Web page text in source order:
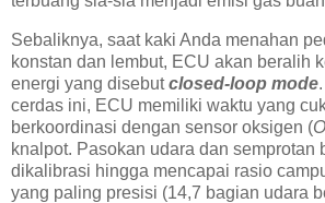
Sebaliknya, saat kaki Anda menahan
konstan dan lembut, ECU akan beralih
energi yang disebutclosed-loop mode
cerdas ini, ECU memiliki waktu yang
berkoordinasi dengan sensor oksigen (
knalpot. Pasokan udara dan semprotan
dikalibrasi hingga mencapai rasio
yang paling presisi (14,7 bagian udara